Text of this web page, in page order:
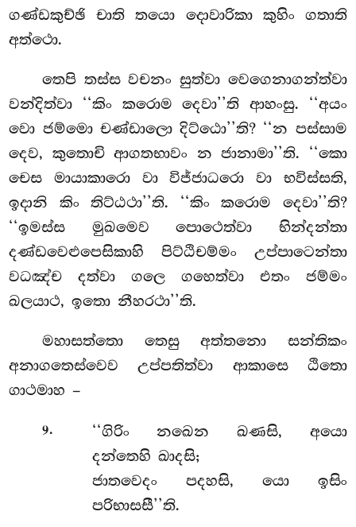
ගණ්ඩකුච්ඡි චාති තයො දොවාරිකා කුහිං ගතාති
අත්ථො.
තෙපි තස්ස වචනං සුත්වා වෙගෙනාගන්ත්වා
වන්දිත්වා ‘‘කිං කරොම දෙවා’’ති ආහංසු. ‘‘අයං
වො ජම්මො චණ්ඩාලො දිට්ඨො’’ති? ‘‘න පස්සාම
දෙව, කුතොචි ආගතභාවං න ජානාමා’’ති. ‘‘කො
චෙස මායාකාරො වා විජ්ජාධරො වා භවිස්සති,
ඉදානි කිං තිට්ඨථා’’ති. ‘‘කිං කරොම දෙවා’’ති?
‘‘ඉමස්ස මුඛමෙව පොථෙත්වා භින්දන්තා
දණ්ඩවෙළුපෙසිකාහි පිට්ඨිචම්මං උප්පාටෙන්තා
වධඤ්ච දත්වා ගලෙ ගහෙත්වා එතං ජම්මං
ඛලයාථ, ඉතො නීහරථා’’ති.
මහාසත්තො තෙසු අත්තනො සන්තිකං
අනාගතෙස්වෙව උප්පතිත්වා ආකාසෙ ඨිතො
ගාථමාහ –
9. ‘‘ගිරිංනඛෙන ඛණසි, අයො
දන්තෙහි ඛාදසි;
ජාතවෙදං පදහසි, යො ඉසිං
පරිභාසසී’’ති.